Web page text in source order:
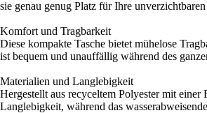
sie genau genug Platz für Ihre
Komfort und Tragbarkeit
Diese kompakte Tasche bietet mühelose
ist bequem und unauffällig während des
Materialien und Langlebigkeit
Hergestellt aus recyceltem Polyester mit
Langlebigkeit, während das